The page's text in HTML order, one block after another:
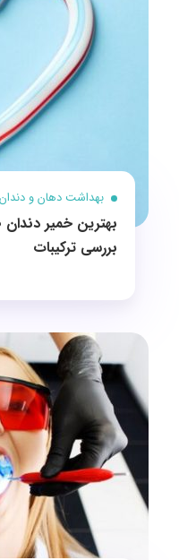
بهداشت دهان و دندان
بهترین خمیر
بررسی ترکیبات